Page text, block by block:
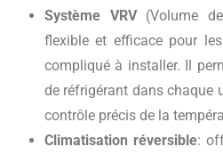
Système VRV(Volume de
flexible et efficace pour
compliqué à installer. Il
de réfrigérant dans chaque
contrôle précis de la
Climatisation réversible: